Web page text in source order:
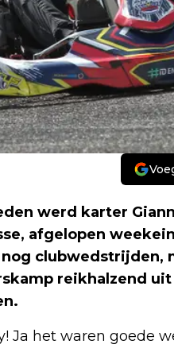
werd karter
afgelopen
reikhalzend
Ja het waren goede